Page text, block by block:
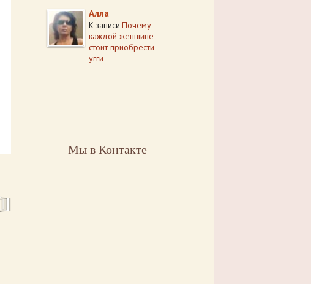
Алла
К записи Почему
каждой женщине
стоит приобрести
угги
Мы в Контакте